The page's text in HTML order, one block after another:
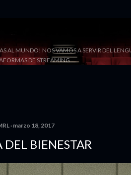
AL MUNDO! NOS VAMOS A SERVIR DEL
DE STREAMING
marzo 18, 2017
DEL BIENESTAR